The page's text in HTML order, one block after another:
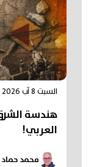
السبت 8 آب 2026
هندسة
العربي!
محمد حماد